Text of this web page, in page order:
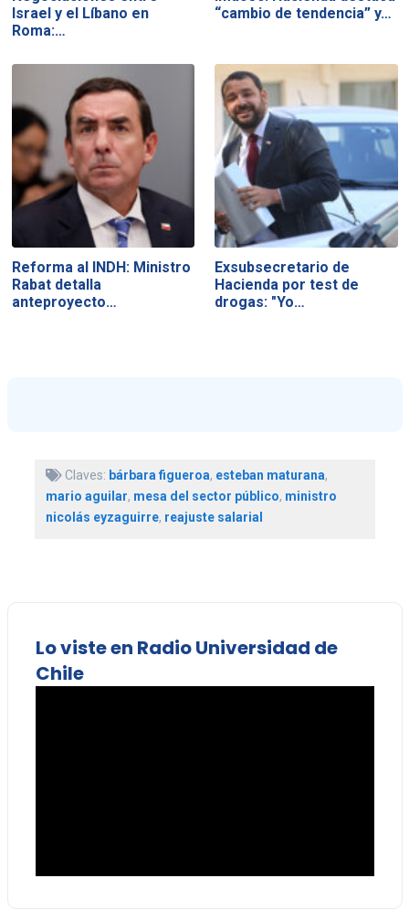
Israel y el Líbano en
Roma:…
“cambio de tendencia” y…
Reforma al INDH: Ministro
Rabat detalla
anteproyecto…
Exsubsecretario de
Hacienda por test de
drogas: "Yo…
Claves: bárbara figueroa, esteban maturana,
mario aguilar, mesa del sector público, ministro
nicolás eyzaguirre, reajuste salarial
Lo viste en Radio Universidad de
Chile